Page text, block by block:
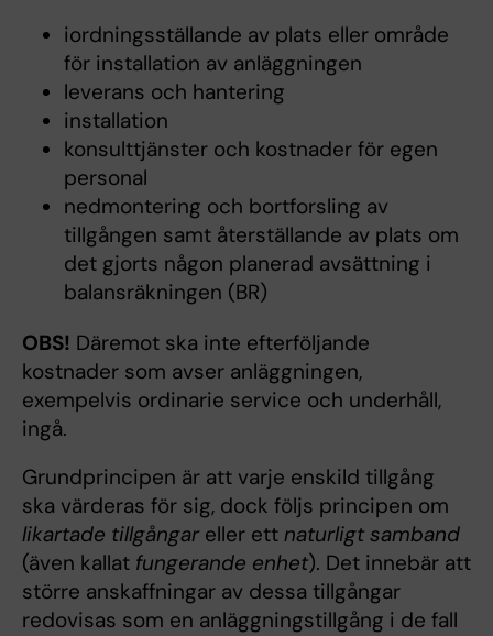
iordningsställande av plats eller område
för installation av anläggningen
leverans och hantering
installation
konsulttjänster och kostnader för egen
personal
nedmontering och bortforsling av
tillgången samt återställande av plats om
det gjorts någon planerad avsättning i
balansräkningen (BR)
OBS! Däremot ska inte efterföljande
kostnader som avser anläggningen,
exempelvis ordinarie service och underhåll,
ingå.
Grundprincipen är att varje enskild tillgång
ska värderas för sig, dock följs principen om
likartade tillgångar eller ett naturligt samband
(även kallat fungerande enhet). Det innebär att
större anskaffningar av dessa tillgångar
redovisas som en anläggningstillgång i de fall